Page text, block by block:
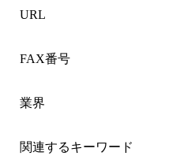
URL
FAX番号
業界
関連するキーワード